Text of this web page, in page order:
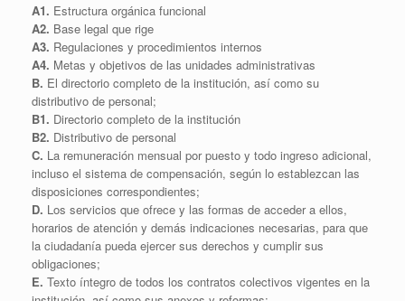
A1. Estructura orgánica funcional
A2. Base legal que rige
A3. Regulaciones y procedimientos internos
A4. Metas y objetivos de las unidades administrativas
B. El directorio completo de la institución, así como su
distributivo de personal;
B1. Directorio completo de la institución
B2. Distributivo de personal
C. La remuneración mensual por puesto y todo ingreso adicional,
incluso el sistema de compensación, según lo establezcan las
disposiciones correspondientes;
D. Los servicios que ofrece y las formas de acceder a ellos,
horarios de atención y demás indicaciones necesarias, para que
la ciudadanía pueda ejercer sus derechos y cumplir sus
obligaciones;
E. Texto íntegro de todos los contratos colectivos vigentes en la